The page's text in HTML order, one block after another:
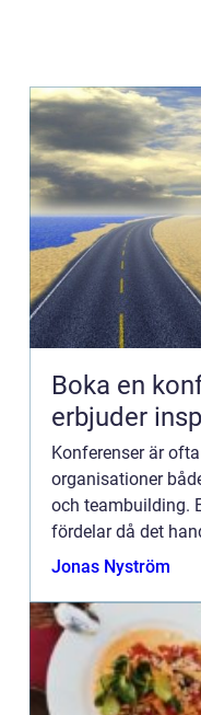
Boka en
erbjuder
Konferenser är
organisationer
och teambuilding.
fördelar då det
Tack vare läget
Jonas Nyström